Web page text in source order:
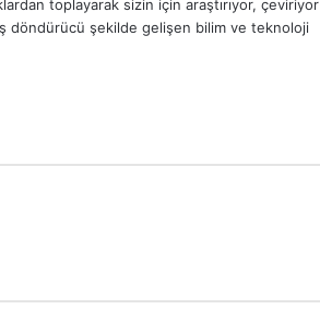
toplayarak sizin için araştırıyor, çeviriyor
döndürücü şekilde gelişen bilim ve teknoloji